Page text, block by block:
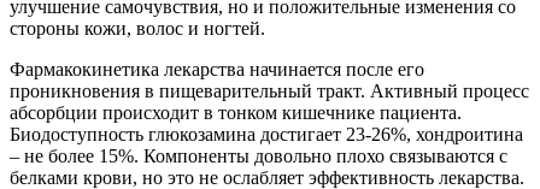
улучшение самочувствия, но и положительные изменения со
стороны кожи, волос и ногтей.
Фармакокинетика лекарства начинается после его
проникновения в пищеварительный тракт. Активный процесс
абсорбции происходит в тонком кишечнике пациента.
Биодоступность глюкозамина достигает 23-26%, хондроитина
– не более 15%. Компоненты довольно плохо связываются с
белками крови, но это не ослабляет эффективность лекарства.